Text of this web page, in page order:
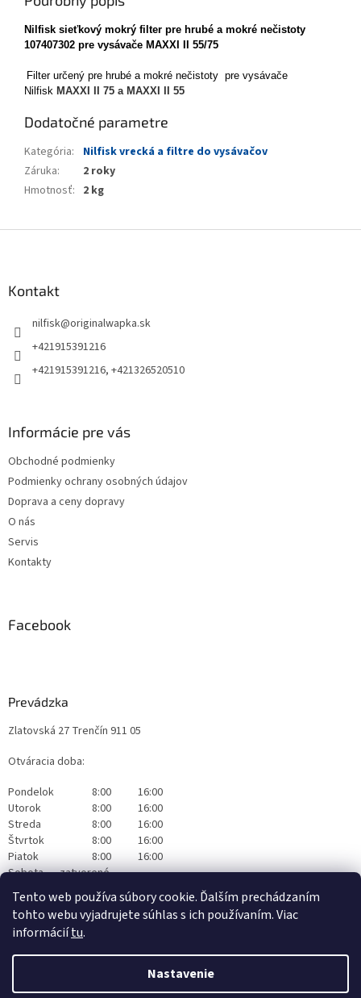
Tento web používa súbory cookie. Ďalším prechádzaním
tohto webu vyjadrujete súhlas s ich používaním. Viac
informáciítu.
Nastavenie
Nilfisk sieťkový mokrý filter pre hrubé a mokré nečistoty
107407302 pre vysávače MAXXI II 55/75
Filter určený pre hrubé a mokré nečistoty pre vysávače
Nilfisk MAXXI II 75 a MAXXI II 55
Dodatočné parametre
Kategória:
Nilfisk vrecká a filtre do vysávačov
Záruka:
2 roky
Hmotnosť: 2 kg
Kontakt
nilfisk@originalwapka.sk
+421915391216
+421915391216, +421326520510
Informácie pre vás
Obchodné podmienky
Podmienky ochrany osobných údajov
Doprava a ceny dopravy
O nás
Servis
Kontakty
Facebook
Prevádzka
Zlatovská 27 Trenčín 911 05
Otváracia doba:
Pondelok
8:00
16:00
Utorok
8:00
16:00
Streda
8:00
16:00
Štvrtok
8:00
16:00
Piatok
8:00
16:00
Sobota
zatvorené
Nedeľa
zatvorené
Vytvoril Shoptet|Realizoval Appgrade